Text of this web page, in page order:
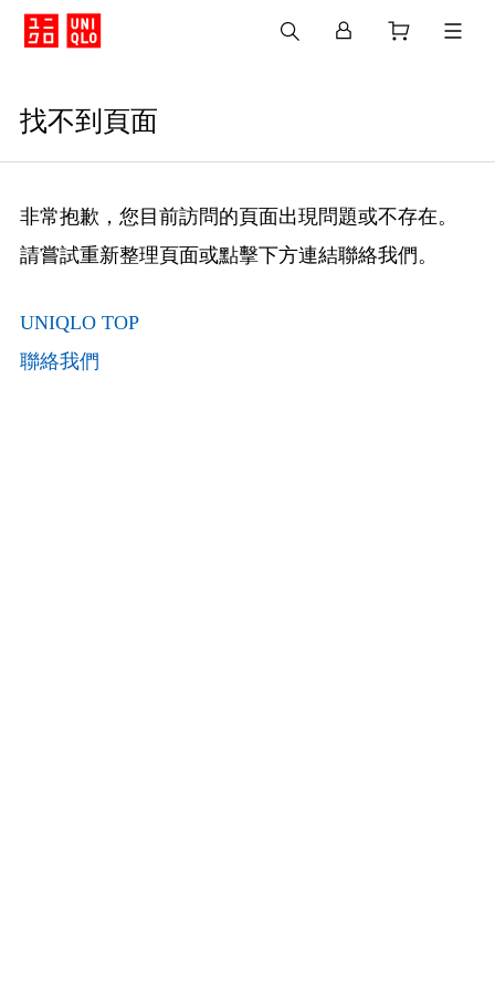
找不到頁面
非常抱歉，您目前訪問的頁面出現問題或不存在。
請嘗試重新整理頁面或點擊下方連結聯絡我們。
UNIQLO TOP
聯絡我們